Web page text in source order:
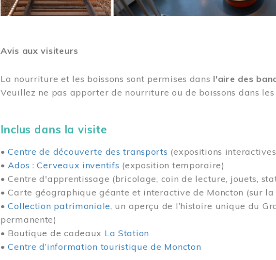
Avis aux visiteurs
La nourriture et les boissons sont permises dans l'aire des
Veuillez ne pas apporter de nourriture ou de boissons dans
Inclus dans la visite
•Centre de découverte des transports (expositions
• Ados : Cerveaux inventifs (exposition temporaire)
• Centre d'apprentissage (bricolage, coin de lecture, jouets,
• Carte géographique géante et interactive de Moncton (sur
•Collection patrimoniale, un aperçu de l’histoire unique du
permanente)
• Boutique de cadeaux La Station
•Centre d’information touristique de Moncton